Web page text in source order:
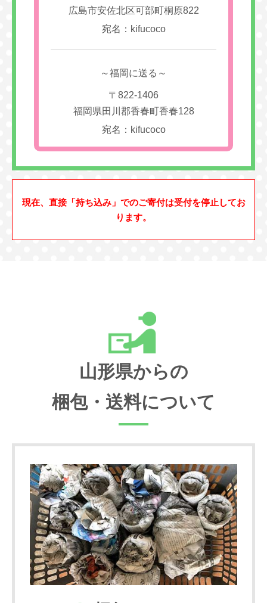
広島市安佐北区可部町桐原822
宛名：kifucoco
～福岡に送る～
〒822-1406
福岡県田川郡香春町香春128
宛名：kifucoco
現在、直接「持ち込み」でのご寄付は受付を停止してお
ります。
山形県からの
梱包・送料について